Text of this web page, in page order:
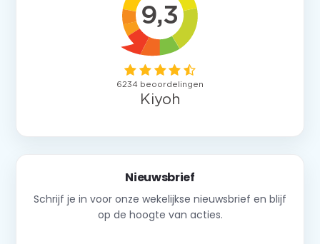
Nieuwsbrief
Schrijf je in voor onze wekelijkse nieuwsbrief en blijf
op de hoogte van acties.